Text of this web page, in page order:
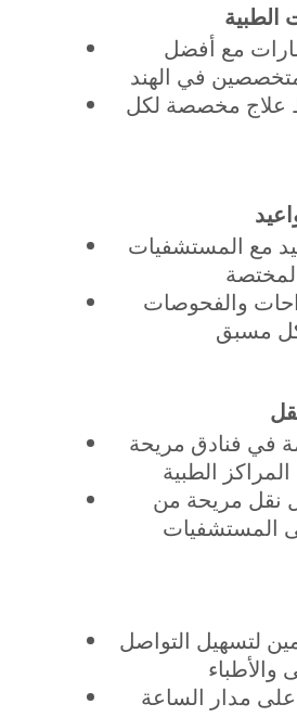
مع أفضل
علاج مخصصة لكل
مع المستشفيات
والفحوصات
في فنادق مريحة
نقل مريحة من
لتسهيل التواصل